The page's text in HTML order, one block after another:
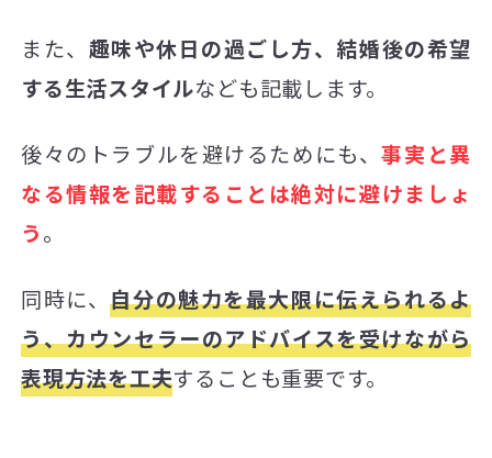
また、 趣味や休日の過ごし方、結婚後の希望
する生活スタイルなども記載します。
後々のトラブルを避けるためにも、事実と異
なる情報を記載することは絶対に避けましょ
う。
同時に、自分の魅力を最大限に伝えられるよ
う、カウンセラーのアドバイスを受けながら
表現方法を工夫することも重要です。